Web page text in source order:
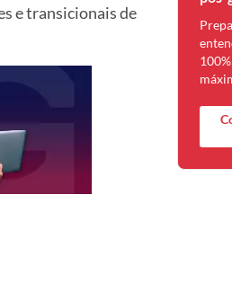
e transicionais de